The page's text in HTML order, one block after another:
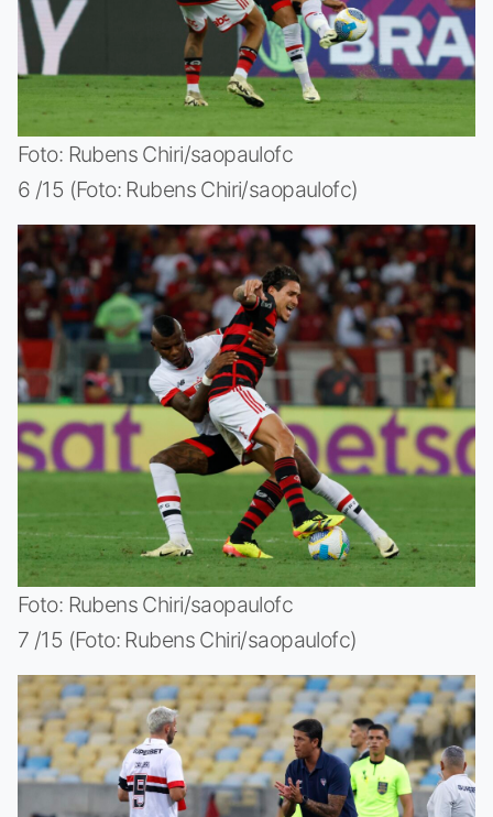
Foto: Rubens Chiri/saopaulofc
6 /15 (Foto: Rubens Chiri/saopaulofc)
Foto: Rubens Chiri/saopaulofc
7 /15 (Foto: Rubens Chiri/saopaulofc)